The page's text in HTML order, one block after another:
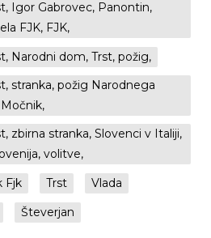
Igor Gabrovec, Panontin,
FJK, FJK,
Narodni dom, Trst, požig,
stranka, požig Narodnega
zbirna stranka, Slovenci v Italiji,
volitve,
Fjk Trst
Vlada
Števerjan